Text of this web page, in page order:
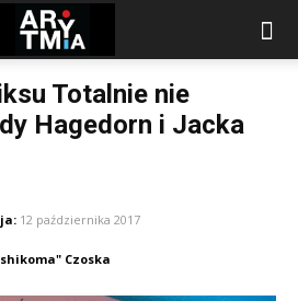
Totalnie nie
Hagedorn i Jacka
12 października 2017
Czoska